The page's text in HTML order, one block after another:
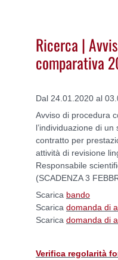
Ricerca |
comparativa
Dal 24.01.2020 al
Avviso di procedura
l’individuazione di
contratto per
attività di revisione
Responsabile
(SCADENZA 3
Scarica bando
Scarica domanda di
Scarica domanda di
Verifica regolarità